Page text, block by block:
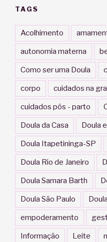
TAGS
Acolhimento
autonomia materna
Como ser uma Doula
corpo cuidados na
cuidados pós - parto
Doula da Casa Doula
Doula Itapetininga-SP
Doula Rio de Janeiro
Doula Samara Barth
Doula São Paulo
empoderamento
Informação Leite